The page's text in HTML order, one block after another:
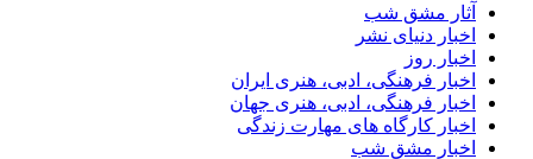
آثار مشق شب
اخبار دنیای نشر
اخبار روز
اخبار فرهنگی، ادبی، هنری ایران
اخبار فرهنگی، ادبی، هنری جهان
اخبار کارگاه های مهارت زندگی
اخبار مشق شب